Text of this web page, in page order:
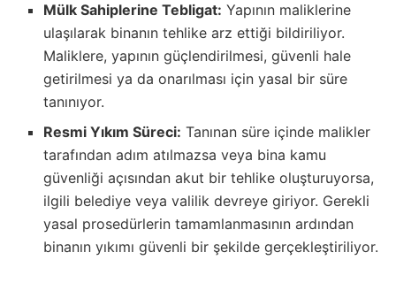
Mülk Sahiplerine Tebligat: Yapının maliklerine
ulaşılarak binanın tehlike arz ettiği bildiriliyor.
Maliklere, yapının güçlendirilmesi, güvenli hale
getirilmesi ya da onarılması için yasal bir süre
tanınıyor.
Resmi Yıkım Süreci: Tanınan süre içinde malikler
tarafından adım atılmazsa veya bina kamu
güvenliği açısından akut bir tehlike oluşturuyorsa,
ilgili belediye veya valilik devreye giriyor. Gerekli
yasal prosedürlerin tamamlanmasının ardından
binanın yıkımı güvenli bir şekilde gerçekleştiriliyor.